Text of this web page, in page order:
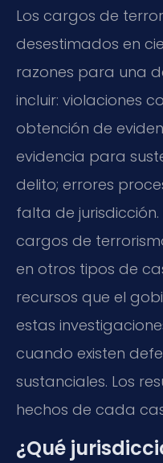
Los cargos de
desestimados en
razones para una
incluir: violaciones
obtención de
evidencia para
delito; errores
falta de
cargos de
en otros tipos de
recursos que el
estas
cuando existen
sustanciales. Los
hechos de cada
¿Qué